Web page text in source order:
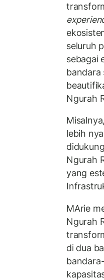
seluruh
sebagai
bandara
Ngurah
lebih
Ngurah
yang
MArie
Ngurah
di dua